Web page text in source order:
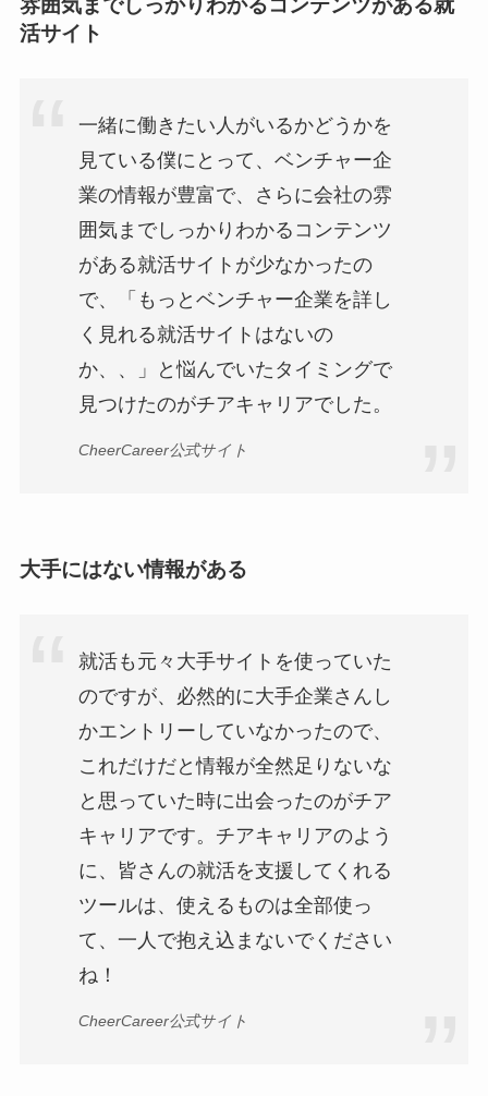
雰囲気までしっかりわかるコンテンツがある就
活サイト
一緒に働きたい人がいるかどうかを
見ている僕にとって、ベンチャー企
業の情報が豊富で、さらに会社の雰
囲気までしっかりわかるコンテンツ
がある就活サイトが少なかったの
で、「もっとベンチャー企業を詳し
く見れる就活サイトはないの
か、、」と悩んでいたタイミングで
見つけたのがチアキャリアでした。
CheerCareer公式サイト
大手にはない情報がある
就活も元々大手サイトを使っていた
のですが、必然的に大手企業さんし
かエントリーしていなかったので、
これだけだと情報が全然足りないな
と思っていた時に出会ったのがチア
キャリアです。チアキャリアのよう
に、皆さんの就活を支援してくれる
ツールは、使えるものは全部使っ
て、一人で抱え込まないでください
ね！
CheerCareer公式サイト